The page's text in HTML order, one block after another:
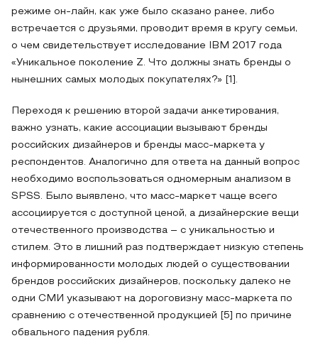
режиме он-лайн, как уже было сказано ранее, либо
встречается с друзьями, проводит время в кругу семьи,
о чем свидетельствует исследование IBM 2017 года
«Уникальное поколение Z. Что должны знать бренды о
нынешних самых молодых покупателях?» [1].
Переходя к решению второй задачи анкетирования,
важно узнать, какие ассоциации вызывают бренды
российских дизайнеров и бренды масс-маркета у
респондентов. Аналогично для ответа на данный вопрос
необходимо воспользоваться одномерным анализом в
SPSS. Было выявлено, что масс-маркет чаще всего
ассоциируется с доступной ценой, а дизайнерские вещи
отечественного производства – с уникальностью и
стилем. Это в лишний раз подтверждает низкую степень
информированности молодых людей о существовании
брендов российских дизайнеров, поскольку далеко не
одни СМИ указывают на дороговизну масс-маркета по
сравнению с отечественной продукцией [5] по причине
обвального падения рубля.